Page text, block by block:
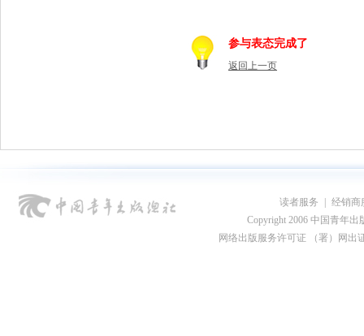
参与表态完成了
返回上一页
读者服务
经销商
Copyright 2006 中国青年出
网络出版服务许可证 （署）网出